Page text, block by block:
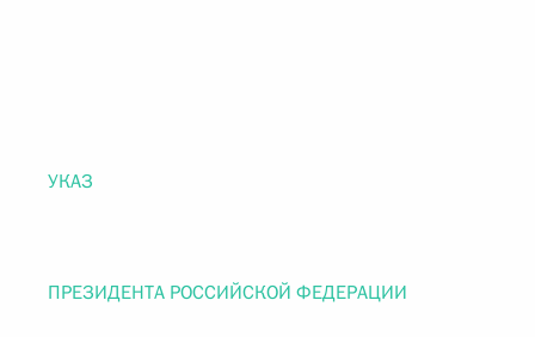
УКАЗ
ПРЕЗИДЕНТА РОССИЙСКОЙ ФЕДЕРАЦИИ